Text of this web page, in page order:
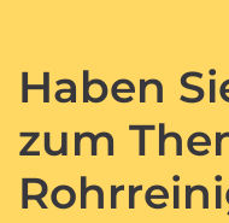
Haben
zum